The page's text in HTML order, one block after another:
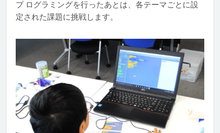
プ ログラミングを行ったあとは、各テーマごとに設
定された課題に挑戦します。